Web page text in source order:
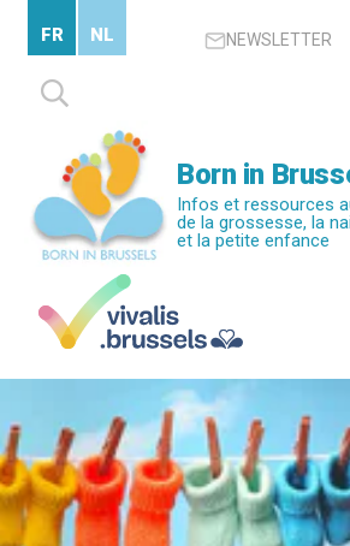
contenu
principal
NEWSLETTER
Rechercher :
FR NL
Born in
Infos et ressources
de la grossesse, la
et la petite enfance